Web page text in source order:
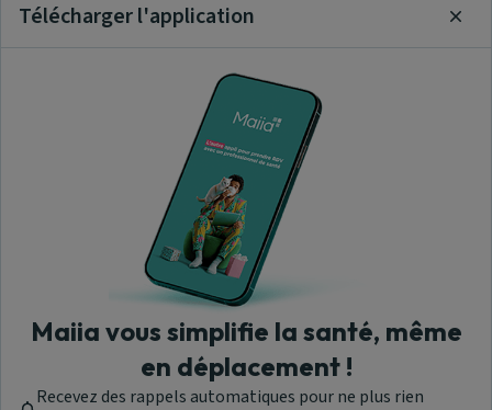
Télécharger l'application
Maiia vous simplifie la santé, même
en déplacement !
Recevez des rappels automatiques pour ne plus rien